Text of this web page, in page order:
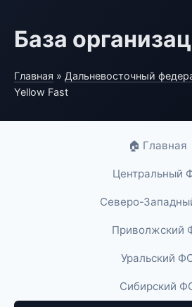
База
Главная » Дальневосточный
Yellow Fast
🏠 Главная
Центральный
Северо-
Приволжский
Уральский
Сибирский